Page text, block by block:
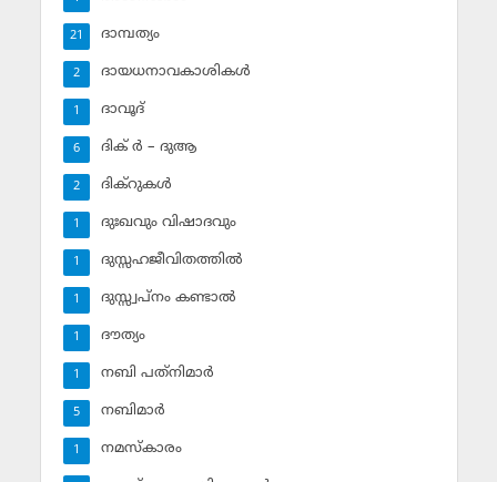
ദാമ്പത്യം
21
ദായധനാവകാശികള്‍
2
ദാവൂദ്‌
1
ദിക് ര്‍ – ദുആ
6
ദിക്‌റുകള്‍
2
ദുഃഖവും വിഷാദവും
1
ദുസ്സഹജീവിതത്തില്‍
1
ദുസ്സ്വപ്‌നം കണ്ടാല്‍
1
ദൗത്യം
1
നബി പത്‌നിമാര്‍
1
നബിമാര്‍
5
നമസ്‌കാരം
1